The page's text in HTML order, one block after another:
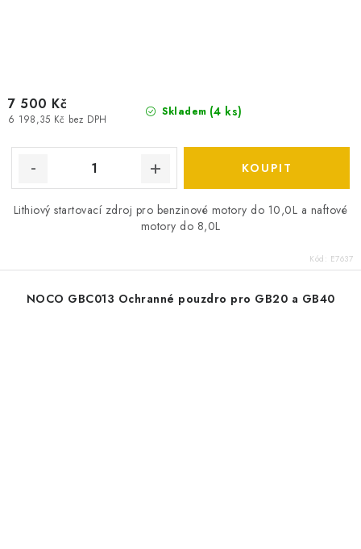
Skladem (4 ks)
6 198,35 Kč bez DPH
7 500 Kč
Lithiový startovací zdroj pro benzinové motory do 10,0L a naftové
motory do 8,0L
Kód: E7637
NOCO GBC013 Ochranné pouzdro pro GB20 a GB40